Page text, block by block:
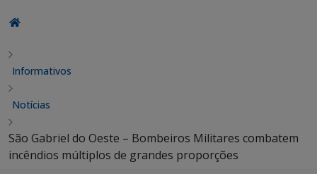
Informativos
Notícias
São Gabriel do Oeste – Bombeiros Militares combatem
incêndios múltiplos de grandes proporções